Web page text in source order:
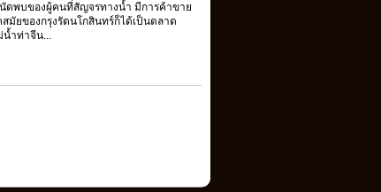
ดพบของผู้คนที่สัญจรทางน้ำ มีการค้าขาย
มัยของกรุงรัตนโกสินทร์ก็ได้เป็นตลาด
น้ำท่าจีน...